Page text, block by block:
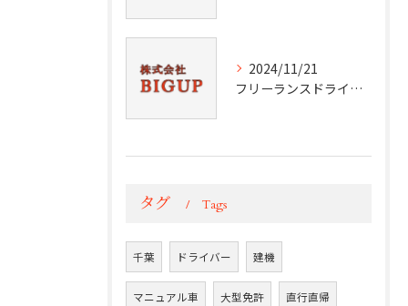
2024/11/21
フリーランスドライバーの挑戦と成功
タグ Tags
千葉 ドライバー 建機
マニュアル車 大型免許 直行直帰